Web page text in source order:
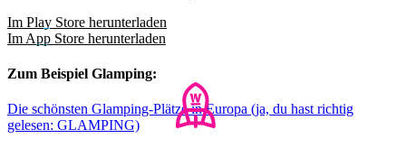
Im Play Store herunterladen
Im App Store herunterladen
Zum Beispiel Glamping:
Die schönsten Glamping-Plätze in Europa (ja, du hast richtig
gelesen: GLAMPING)